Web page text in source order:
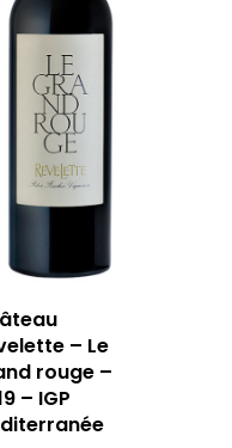
– Le
rouge –
– IGP